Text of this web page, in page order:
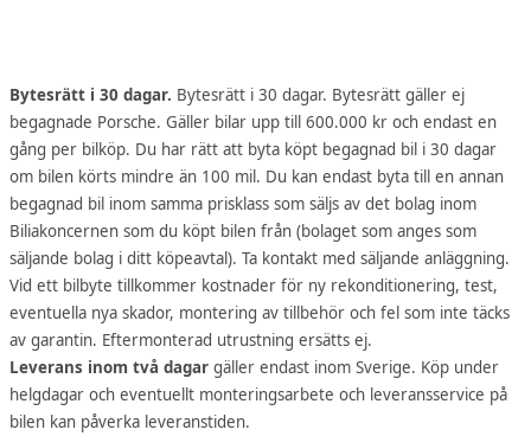
Bytesrätt i 30 dagar. Bytesrätt i 30 dagar. Bytesrätt gäller ej
begagnade Porsche. Gäller bilar upp till 600.000 kr och endast en
gång per bilköp. Du har rätt att byta köpt begagnad bil i 30 dagar
om bilen körts mindre än 100 mil. Du kan endast byta till en annan
begagnad bil inom samma prisklass som säljs av det bolag inom
Biliakoncernen som du köpt bilen från (bolaget som anges som
säljande bolag i ditt köpeavtal). Ta kontakt med säljande anläggning.
Vid ett bilbyte tillkommer kostnader för ny rekonditionering, test,
eventuella nya skador, montering av tillbehör och fel som inte täcks
av garantin. Eftermonterad utrustning ersätts ej.
Leverans inom två dagar gäller endast inom Sverige. Köp under
helgdagar och eventuellt monteringsarbete och leveransservice på
bilen kan påverka leveranstiden.